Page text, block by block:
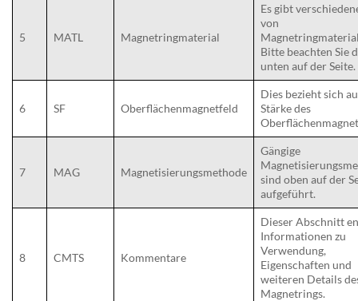
5 MATL Magnetringmaterial
Es gibt
von
Bitte beachten Sie
unten auf der Seite.
6 SF Oberflächenmagnetfeld
Dies bezieht sich
Stärke des
7 MAG Magnetisierungsmethode
Gängige
sind oben auf der
aufgeführt.
8 CMTS Kommentare
Dieser Abschnitt
Informationen zu
Verwendung,
Eigenschaften und
weiteren Details
Magnetrings.